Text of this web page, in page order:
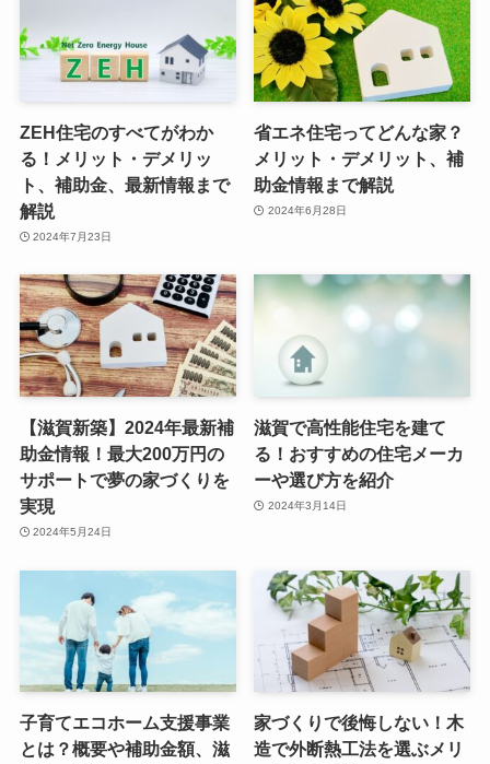
ZEH住宅のすべてがわか
る！メリット・デメリッ
ト、補助金、最新情報まで
解説
2024年7月23日
省エネ住宅ってどんな家？
メリット・デメリット、補
助金情報まで解説
2024年6月28日
【滋賀新築】2024年最新補
助金情報！最大200万円の
サポートで夢の家づくりを
実現
2024年5月24日
滋賀で高性能住宅を建て
る！おすすめの住宅メーカ
ーや選び方を紹介
2024年3月14日
子育てエコホーム支援事業
とは？概要や補助金額、滋
家づくりで後悔しない！木
造で外断熱工法を選ぶメリ